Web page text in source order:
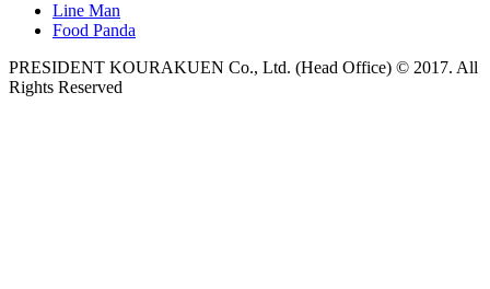
Line Man
Food Panda
PRESIDENT KOURAKUEN Co., Ltd. (Head Office) © 2017. All
Rights Reserved